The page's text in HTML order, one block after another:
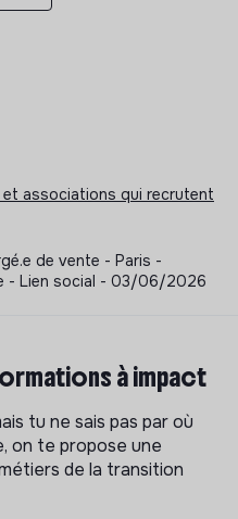
associations qui recrutent
de vente - Paris -
- Lien social - 03/06/2026
à impact
tu ne sais pas par où
on te propose une
de la transition